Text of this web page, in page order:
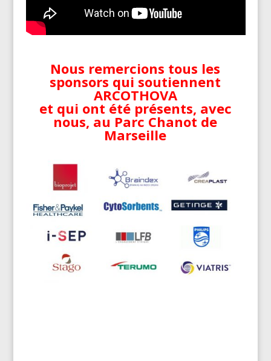
Nous remercions tous les
sponsors qui soutiennent
ARCOTHOVA
et qui ont été présents, avec
nous, au Parc Chanot de
Marseille